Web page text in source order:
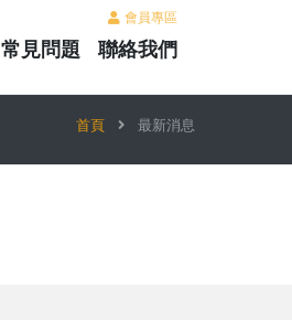
會員專區
常見問題 聯絡我們
首頁 最新消息